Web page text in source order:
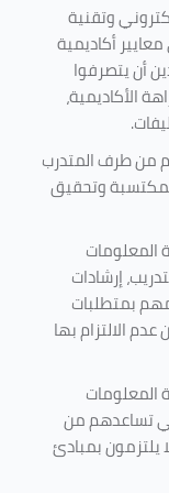
وتقنية
أكاديمية
أن يتصرفوا
الأكاديمية،
من طرف المتدرب
وتحقيق
المعلومات
إرشادات
بمتطلبات
الالتزام بها
المعلومات
تساعدهم من
يلتزمون بمبادئ